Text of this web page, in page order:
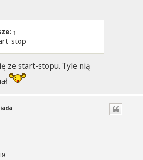
↑
stop
ze start-stopu. Tyle nią